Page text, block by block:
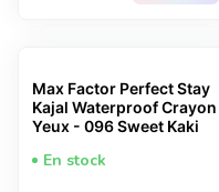
Max Factor Perfect Stay
Kajal Waterproof Crayon
Yeux - 096 Sweet Kaki
En stock